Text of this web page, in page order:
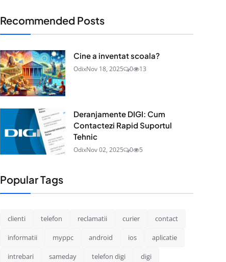
Recommended Posts
Cine a inventat scoala?
OdixNov 18, 2025 0 13
Deranjamente DIGI: Cum
Contactezi Rapid Suportul
Tehnic
OdixNov 02, 2025 0 5
Popular Tags
clienti telefon reclamatii curier contact
informatii myppc android ios aplicatie
intrebari sameday telefon digi digi